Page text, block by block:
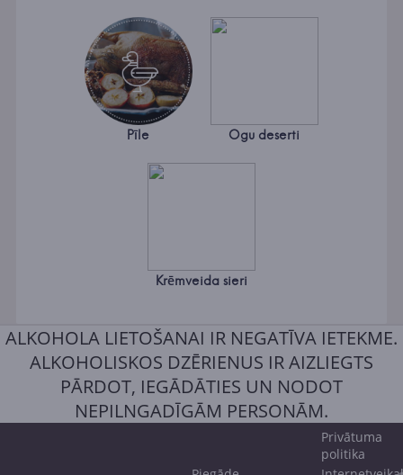
Pīle Ogu deserti
Krēmveida sieri
ALKOHOLA LIETOŠANAI IR NEGATĪVA IETEKME.
ALKOHOLISKOS DZĒRIENUS IR AIZLIEGTS
PĀRDOT, IEGĀDĀTIES UN NODOT
NEPILNGADĪGĀM PERSONĀM.
Privātuma
politika